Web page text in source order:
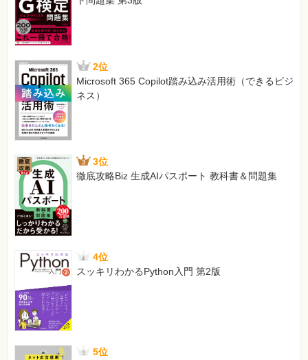
2位
Microsoft 365 Copilot踏み込み活用術（できるビジ
ネス）
3位
徹底攻略Biz 生成AIパスポート 教科書＆問題集
4位
スッキリわかるPython入門 第2版
5位